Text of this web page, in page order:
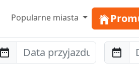
Popularne miasta
Abreise